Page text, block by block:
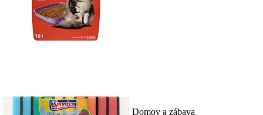
Domov a zábava